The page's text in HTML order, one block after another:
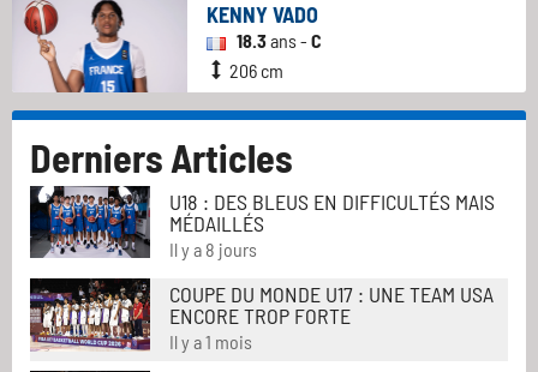
KENNY VADO
18.3ans - C
206 cm
Derniers Articles
U18 : DES BLEUS EN DIFFICULTÉS MAIS
MÉDAILLÉS
Il y a 8 jours
COUPE DU MONDE U17 : UNE TEAM USA
ENCORE TROP FORTE
Il y a 1 mois